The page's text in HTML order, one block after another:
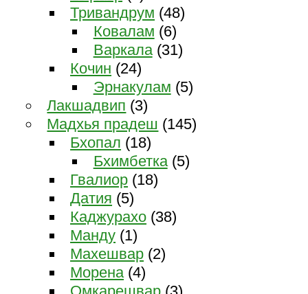
Тривандрум (48)
Ковалам (6)
Варкала(31)
Кочин (24)
Эрнакулам (5)
Лакшадвип (3)
Мадхья прадеш (145)
Бхопал (18)
Бхимбетка(5)
Гвалиор (18)
Датия (5)
Каджурахо (38)
Манду (1)
Махешвар (2)
Морена(4)